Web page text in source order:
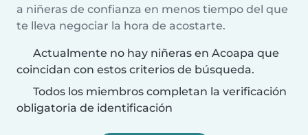
a niñeras de confianza en menos tiempo del que
te lleva negociar la hora de acostarte.
Actualmente no hay niñeras en Acoapa que
coincidan con estos criterios de búsqueda.
Todos los miembros completan la verificación
obligatoria de identificación